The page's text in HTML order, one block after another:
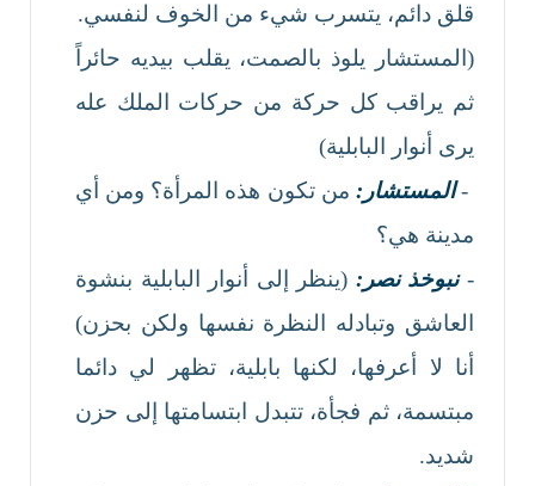
قلق دائم، يتسرب شيء من الخوف لنفسي.
(المستشار يلوذ بالصمت، يقلب بيديه حائراً
ثم يراقب كل حركة من حركات الملك عله
يرى أنوار البابلية)
-المستشار: من تكون هذه المرأة؟ ومن أي
مدينة هي؟
-نبوخذ نصر: (ينظر إلى أنوار البابلية بنشوة
العاشق وتبادله النظرة نفسها ولكن بحزن)
أنا لا أعرفها، لكنها بابلية، تظهر لي دائما
مبتسمة، ثم فجأة، تتبدل ابتسامتها إلى حزن
شديد.